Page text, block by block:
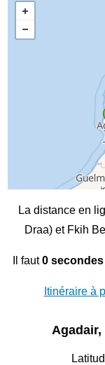
La distance en
Draa) et Fkih
Il faut0 secondes
Itinéraire à
Agadair,